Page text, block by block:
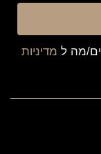
מה ל מדיניות